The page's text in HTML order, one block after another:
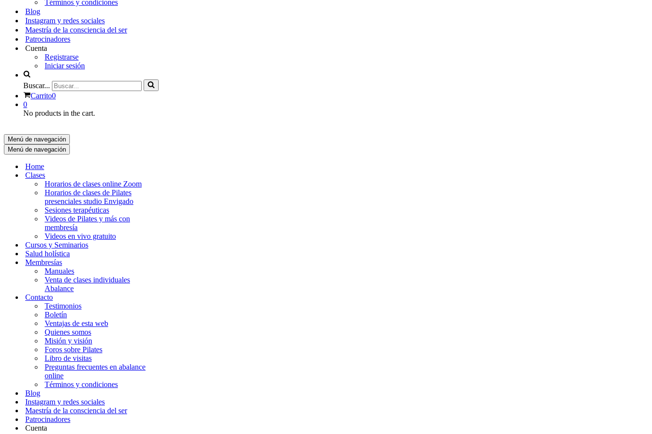
Términos y condiciones
Blog
Instagram y redes sociales
Maestría de la consciencia del ser
Patrocinadores
Cuenta
Registrarse
Iniciar sesión
Buscar...
Carrito0
0
No products in the cart.
Menú de navegación
Menú de navegación
Home
Clases
Horarios de clases online Zoom
Horarios de clases de Pilates
presenciales studio Envigado
Sesiones terapéuticas
Videos de Pilates y más con
membresía
Videos en vivo gratuito
Cursos y Seminarios
Salud holística
Membresías
Manuales
Venta de clases individuales
Abalance
Contacto
Testimonios
Boletín
Ventajas de esta web
Quienes somos
Misión y visión
Foros sobre Pilates
Libro de visitas
Preguntas frecuentes en abalance
online
Términos y condiciones
Blog
Instagram y redes sociales
Maestría de la consciencia del ser
Patrocinadores
Cuenta